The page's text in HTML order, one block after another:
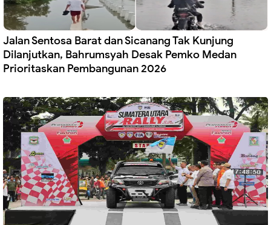
Jalan Sentosa Barat dan Sicanang Tak Kunjung
Dilanjutkan, Bahrumsyah Desak Pemko Medan
Prioritaskan Pembangunan 2026